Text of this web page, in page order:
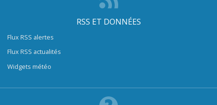
RSS ET DONNÉES
Flux RSS alertes
Flux RSS actualités
Widgets météo